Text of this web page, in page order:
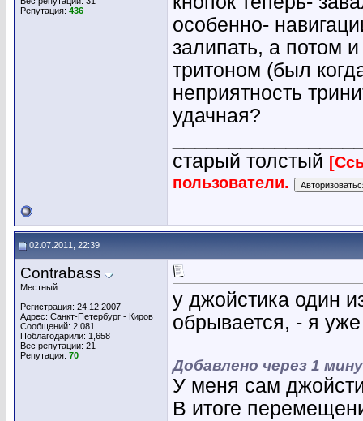
Репутация: 436
особенно-
залипать, а потом
тритоном (был
неприятность
удачная?
старый толстый
пользователи.
02.07.2011, 22:39
Contrabass
Местный
Регистрация: 24.12.2007
Адрес: Санкт-Петербург - Киров
Сообщений: 2,081
Поблагодарили: 1,658
Вес репутации: 21
Репутация: 70
у джойстика один
обрывается, - я
Добавлено через 1
У меня сам
В итоге